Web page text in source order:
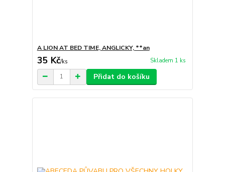
A LION AT BED TIME, ANGLICKY, **an
35 Kč/ks Skladem 1 ks
Přidat do košíku